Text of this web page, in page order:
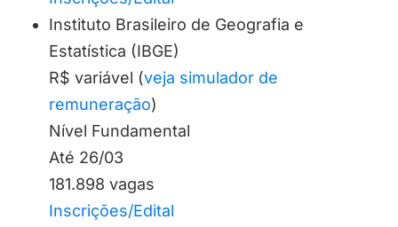
Instituto Brasileiro de Geografia e
Estatística (IBGE)
R$ variável (veja simulador de
remuneração)
Nível Fundamental
Até 26/03
181.898 vagas
Inscrições/Edital